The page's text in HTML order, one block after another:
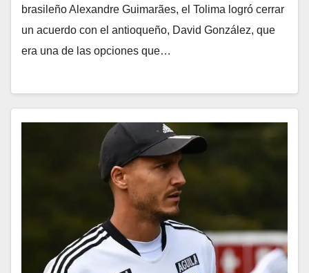
brasileño Alexandre Guimarães, el Tolima logró cerrar
un acuerdo con el antioqueño, David González, que
era una de las opciones que…